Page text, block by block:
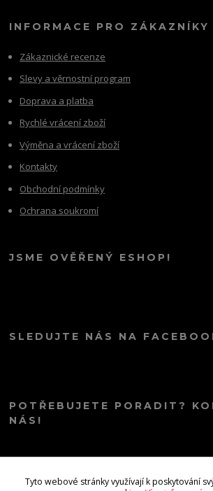
INFORMACE PRO ZÁKAZNÍKY
Zákaznické recenze
Slevy a věrnostní program
Doprava a platba
Rychlé vrácení zboží
Výměna a vrácení zboží
Kontakty
Obchodní podmínky
Ochrana soukromí
JSME OVĚŘENÝ ESHOP!
SLEDUJTE NÁS NA
POTŘEBUJETE PORADIT?
NÁS!
Tyto webové stránky využívají k poskytování